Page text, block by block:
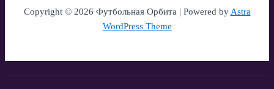
Copyright © 2026 Футбольная Орбита | Powered byAstra
WordPress Theme